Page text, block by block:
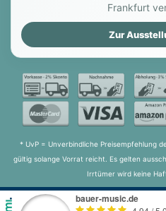
Frankfurt
Zur
* UvP = Unverbindliche Preisempfehlung
gültig solange Vorrat reicht. Es gelten
Irrtümer wird keine